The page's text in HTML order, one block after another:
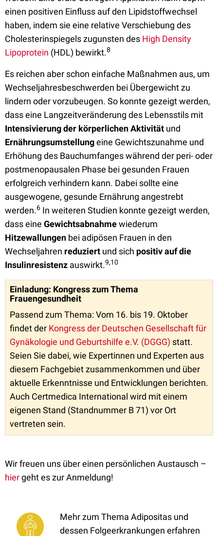
einen positiven Einfluss auf den Lipidstoffwechsel
haben, indem sie eine relative Verschiebung des
Cholesterinspiegels zugunsten des High Density
Lipoprotein (HDL) bewirkt.8
Es reichen aber schon einfache Maßnahmen aus, um
Wechseljahresbeschwerden bei Übergewicht zu
lindern oder vorzubeugen. So konnte gezeigt werden,
dass eine Langzeitveränderung des Lebensstils mit
Intensivierung der körperlichen Aktivität und
Ernährungsumstellungeine Gewichtszunahme und
Erhöhung des Bauchumfanges während der peri- oder
postmenopausalen Phase bei gesunden Frauen
erfolgreich verhindern kann. Dabei sollte eine
ausgewogene, gesunde Ernährung angestrebt
werden.6 In weiteren Studien konnte gezeigt werden,
dass eine Gewichtsabnahmewiederum
Hitzewallungen bei adipösen Frauen in den
Wechseljahren reduziert und sich positivauf die
Insulinresistenz auswirkt.9,10
Einladung: Kongress zum Thema
Frauengesundheit
Passend zum Thema: Vom 16. bis 19. Oktober
findet der Kongress der Deutschen Gesellschaft für
Gynäkologie und Geburtshilfe e.V. (DGGG) statt.
Seien Sie dabei, wie Expertinnen und Experten aus
diesem Fachgebiet zusammenkommen und über
aktuelle Erkenntnisse und Entwicklungen berichten.
Auch Certmedica International wird mit einem
eigenen Stand (Standnummer B 71) vor Ort
vertreten sein.
Wir freuen uns über einen persönlichen Austausch –
hiergeht es zur Anmeldung!
Mehr zum Thema Adipositas und
dessen Folgeerkrankungen erfahren